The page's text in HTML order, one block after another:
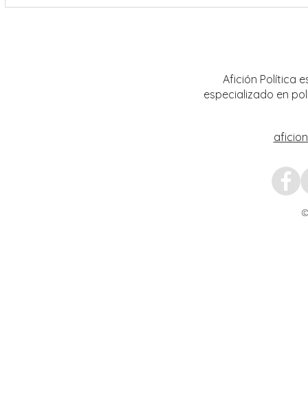
Afición Política
especializado en